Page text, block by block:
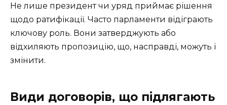
Не лише президент чи уряд приймає рішення
щодо ратифікації. Часто парламенти відіграють
ключову роль. Вони затверджують або
відхиляють пропозицію, що, насправді, можуть і
змінити.
Види договорів, що підлягають